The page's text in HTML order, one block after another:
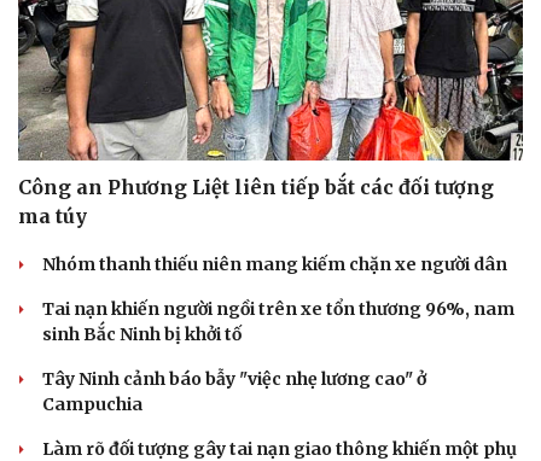
Cải chính
Công an Phương Liệt liên tiếp bắt các đối tượng
ma túy
Nhóm thanh thiếu niên mang kiếm chặn xe người dân
Tai nạn khiến người ngồi trên xe tổn thương 96%, nam
sinh Bắc Ninh bị khởi tố
Tây Ninh cảnh báo bẫy "việc nhẹ lương cao" ở
Campuchia
Làm rõ đối tượng gây tai nạn giao thông khiến một phụ